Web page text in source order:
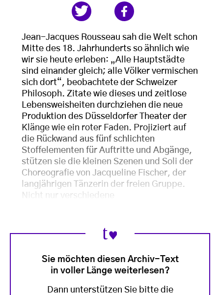
Jean-Jacques Rousseau sah die Welt schon
Mitte des 18. Jahrhunderts so ähnlich wie
wir sie heute erleben: „Alle Hauptstädte
sind einander gleich; alle Völker vermischen
sich dort“, beobachtete der Schweizer
Philosoph. Zitate wie dieses und zeitlose
Lebensweisheiten durchziehen die neue
Produktion des Düsseldorfer Theater der
Klänge wie ein roter Faden. Projiziert auf
die Rückwand aus fünf schlichten
Stoffelementen für Auftritte und Abgänge,
stützen sie die kleinen Szenen und Soli der
Choreografie von Jacqueline Fischer, der
langjährigen Tänzerin der freien Gruppe.
Nicht nur verschiedene
Sie möchten diesen Archiv-Text
in voller Länge weiterlesen?
Dann unterstützen Sie bitte die